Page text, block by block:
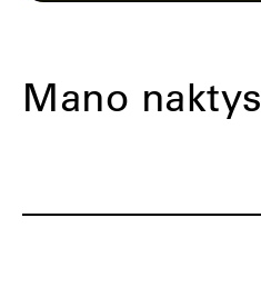
Mano naktys